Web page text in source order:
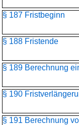
§ 187 Fristbeginn
§ 188 Fristende
§ 189 Berechnung
§ 190
§ 191 Berechnung